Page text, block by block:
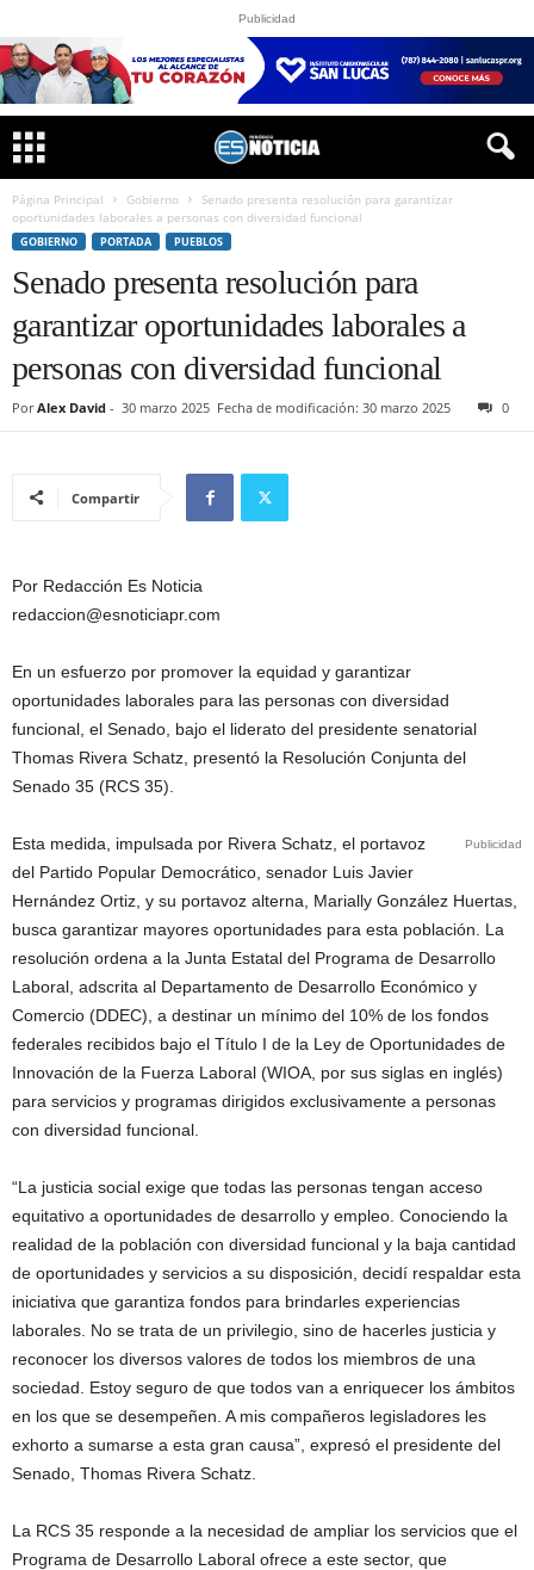
Publicidad
Página Principal Gobierno
Senado presenta resolución para garantizar
oportunidades laborales a personas con diversidad funcional
GOBIERNO PORTADA PUEBLOS
Senado presenta resolución para
garantizar oportunidades laborales a
personas con diversidad funcional
Por Alex David - 30 marzo 2025 Fecha de modificación: 30 marzo 2025 0
Compartir
Por Redacción Es Noticia
redaccion@esnoticiapr.com
En un esfuerzo por promover la equidad y garantizar
oportunidades laborales para las personas con diversidad
funcional, el Senado, bajo el liderato del presidente senatorial
Thomas Rivera Schatz, presentó la Resolución Conjunta del
Senado 35 (RCS 35).
Publicidad
Esta medida, impulsada por Rivera Schatz, el portavoz
del Partido Popular Democrático, senador Luis Javier
Hernández Ortiz, y su portavoz alterna, Marially González Huertas,
busca garantizar mayores oportunidades para esta población. La
resolución ordena a la Junta Estatal del Programa de Desarrollo
Laboral, adscrita al Departamento de Desarrollo Económico y
Comercio (DDEC), a destinar un mínimo del 10% de los fondos
federales recibidos bajo el Título I de la Ley de Oportunidades de
Innovación de la Fuerza Laboral (WIOA, por sus siglas en inglés)
para servicios y programas dirigidos exclusivamente a personas
con diversidad funcional.
“La justicia social exige que todas las personas tengan acceso
equitativo a oportunidades de desarrollo y empleo. Conociendo la
realidad de la población con diversidad funcional y la baja cantidad
de oportunidades y servicios a su disposición, decidí respaldar esta
iniciativa que garantiza fondos para brindarles experiencias
laborales. No se trata de un privilegio, sino de hacerles justicia y
reconocer los diversos valores de todos los miembros de una
sociedad. Estoy seguro de que todos van a enriquecer los ámbitos
en los que se desempeñen. A mis compañeros legisladores les
exhorto a sumarse a esta gran causa”, expresó el presidente del
Senado, Thomas Rivera Schatz.
La RCS 35 responde a la necesidad de ampliar los servicios que el
Programa de Desarrollo Laboral ofrece a este sector, que